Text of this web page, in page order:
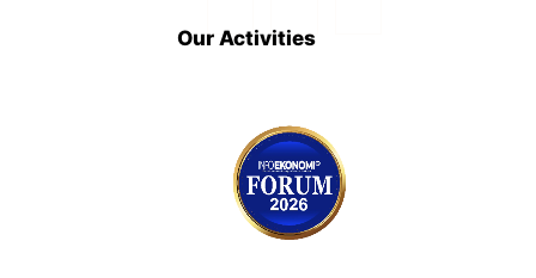
Our Activities